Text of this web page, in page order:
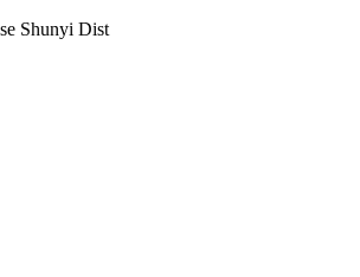
Shunyi Dist